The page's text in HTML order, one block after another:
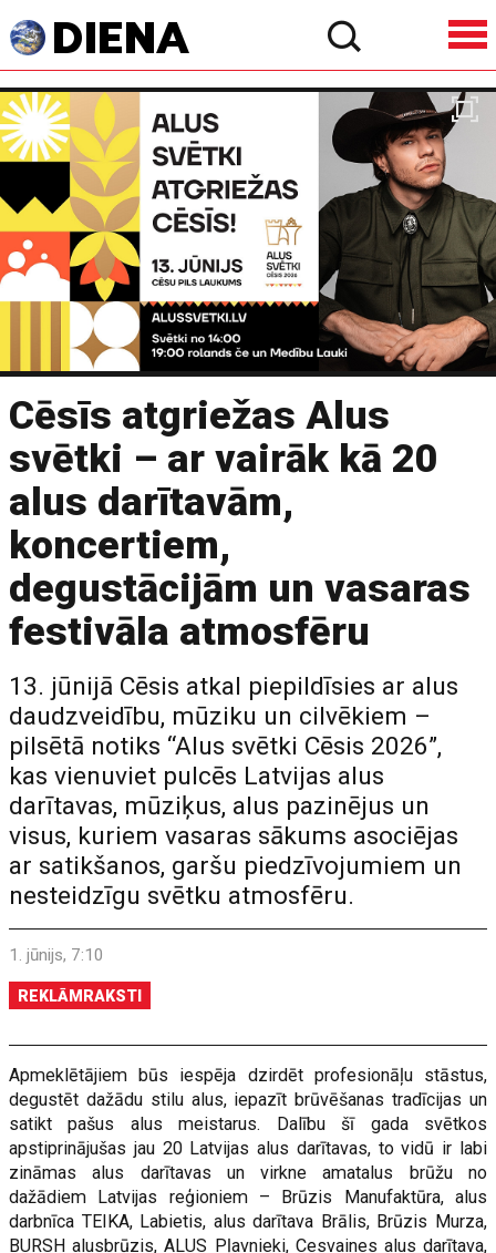
Cēsīs atgriežas Alus
svētki – ar vairāk kā 20
alus darītavām,
koncertiem,
degustācijām un vasaras
festivāla atmosfēru
13. jūnijā Cēsis atkal piepildīsies ar alus
daudzveidību, mūziku un cilvēkiem –
pilsētā notiks “Alus svētki Cēsis 2026”,
kas vienuviet pulcēs Latvijas alus
darītavas, mūziķus, alus pazinējus un
visus, kuriem vasaras sākums asociējas
ar satikšanos, garšu piedzīvojumiem un
nesteidzīgu svētku atmosfēru.
1. jūnijs, 7:10
REKLĀMRAKSTI
Apmeklētājiem būs iespēja dzirdēt profesionāļu stāstus,
degustēt dažādu stilu alus, iepazīt brūvēšanas tradīcijas un
satikt pašus alus meistarus. Dalību šī gada svētkos
apstiprinājušas jau 20 Latvijas alus darītavas, to vidū ir labi
zināmas alus darītavas un virkne amatalus brūžu no
dažādiem Latvijas reģioniem – Brūzis Manufaktūra, alus
darbnīca TEIKA, Labietis, alus darītava Brālis, Brūzis Murza,
BURSH alusbrūzis, ALUS Pļavnieki, Cesvaines alus darītava,